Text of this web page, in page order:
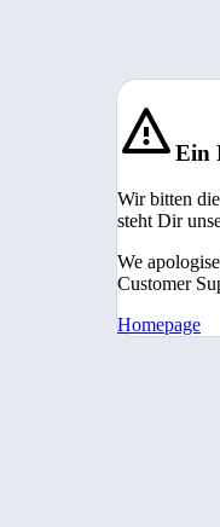
Ein
Wir bitten
steht Dir
We
Customer
Homepage